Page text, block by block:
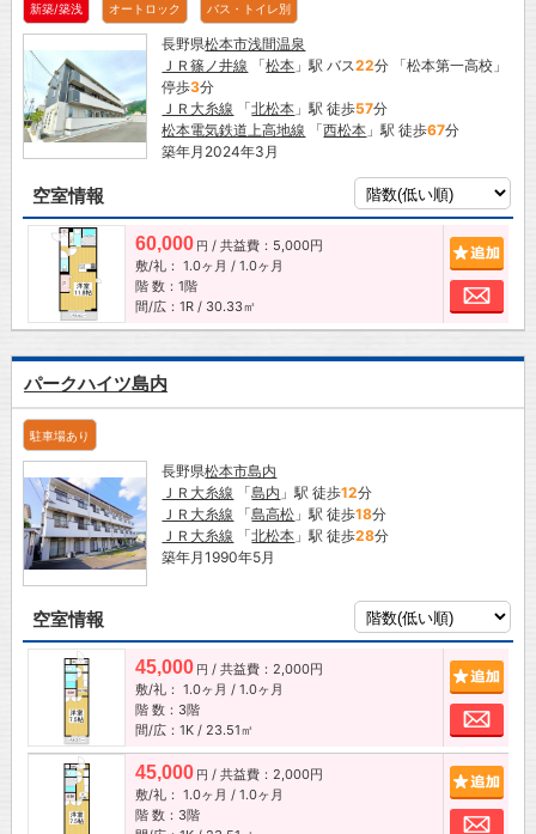
新築/築浅 オートロック バス・トイレ別
長野県松本市浅間温泉
ＪＲ篠ノ井線 「松本 」駅 バス22分 「松本第一高校」
停歩3分
ＪＲ大糸線 「北松本 」駅 徒歩57分
松本電気鉄道上高地線 「西松本 」駅 徒歩67分
築年月2024年3月
空室情報
60,000 円 / 共益費：5,000円
敷/礼： 1.0ヶ月 / 1.0ヶ月
階 数：1階
間/広：1R / 30.33㎡
お
パークハイツ島内
駐車場あり
長野県松本市島内
ＪＲ大糸線 「島内 」駅 徒歩12分
ＪＲ大糸線 「島高松 」駅 徒歩18分
ＪＲ大糸線 「北松本 」駅 徒歩28分
築年月1990年5月
空室情報
45,000 円 / 共益費：2,000円
敷/礼： 1.0ヶ月 / 1.0ヶ月
階 数：3階
間/広：1K / 23.51㎡
お
45,000 円 / 共益費：2,000円
敷/礼： 1.0ヶ月 / 1.0ヶ月
階 数：3階
お